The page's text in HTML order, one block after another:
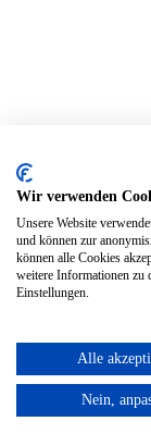
Wir verwenden
Unsere Website
und können zur
können alle Cookies
weitere Informationen zu
Einstellungen.
Alle
Nein,